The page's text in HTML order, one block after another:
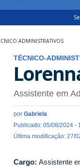
ADMINISTRATIVOS
TÉCNICO-
Assistente em
por Gabriela
Publicado: 05/08/2024 -
Última modificação: 27/
Cargo: Assistente